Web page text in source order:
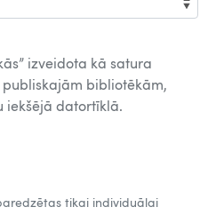
izveidota kā satura
bibliotēkām,
iekšējā datortīklā.
tikai individuālai